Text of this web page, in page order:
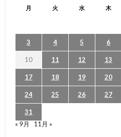
月 火 水 木
3 4 5 6
10 11 12 13
17 18 19 20
24 25 26 27
31
« 9月
11月 »